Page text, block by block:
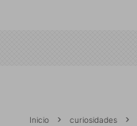
Inicio curiosidades